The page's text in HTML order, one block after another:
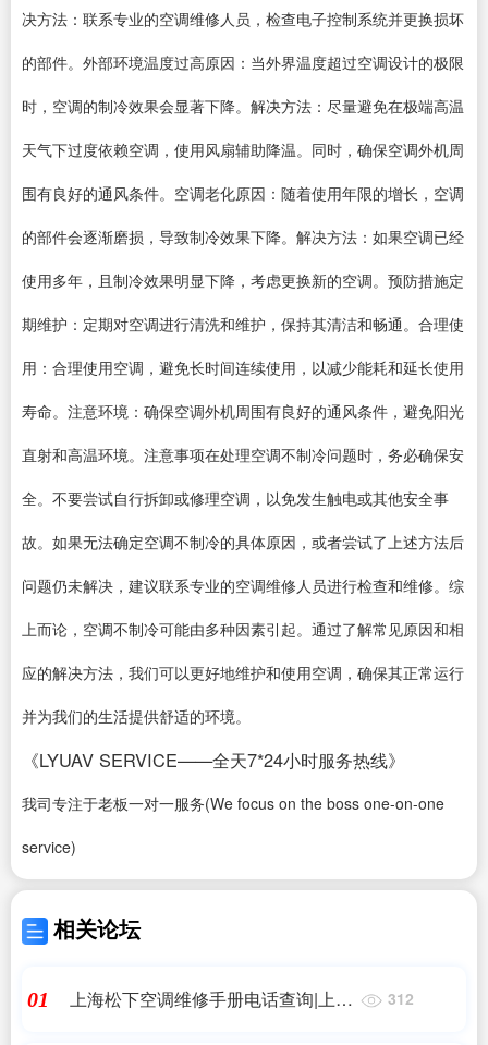
决方法：联系专业的空调维修人员，检查电子控制系统并更换损坏
的部件。外部环境温度过高原因：当外界温度超过空调设计的极限
时，空调的制冷效果会显著下降。解决方法：尽量避免在极端高温
天气下过度依赖空调，使用风扇辅助降温。同时，确保空调外机周
围有良好的通风条件。空调老化原因：随着使用年限的增长，空调
的部件会逐渐磨损，导致制冷效果下降。解决方法：如果空调已经
使用多年，且制冷效果明显下降，考虑更换新的空调。预防措施定
期维护：定期对空调进行清洗和维护，保持其清洁和畅通。合理使
用：合理使用空调，避免长时间连续使用，以减少能耗和延长使用
寿命。注意环境：确保空调外机周围有良好的通风条件，避免阳光
直射和高温环境。注意事项在处理空调不制冷问题时，务必确保安
全。不要尝试自行拆卸或修理空调，以免发生触电或其他安全事
故。如果无法确定空调不制冷的具体原因，或者尝试了上述方法后
问题仍未解决，建议联系专业的空调维修人员进行检查和维修。综
上而论，空调不制冷可能由多种因素引起。通过了解常见原因和相
应的解决方法，我们可以更好地维护和使用空调，确保其正常运行
并为我们的生活提供舒适的环境。
《LYUAV SERVICE——全天7*24小时服务热线》
我司专注于老板一对一服务(We focus on the boss one-on-one
service)
相关论坛
01
上海松下空调维修手册电话查询|上海
312